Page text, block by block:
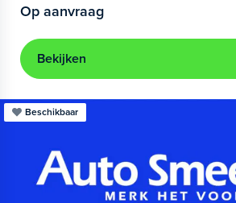
Op aanvraag
Bekijken
Beschikbaar